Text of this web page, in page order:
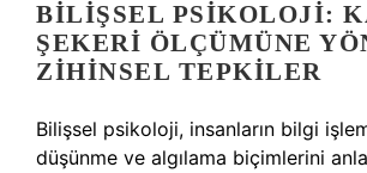
BILIŞSEL PSIKOLOJI:
ŞEKERI ÖLÇÜMÜNE
ZIHINSEL TEPKILER
Bilişsel psikoloji, insanların bilgi
düşünme ve algılama biçimlerini